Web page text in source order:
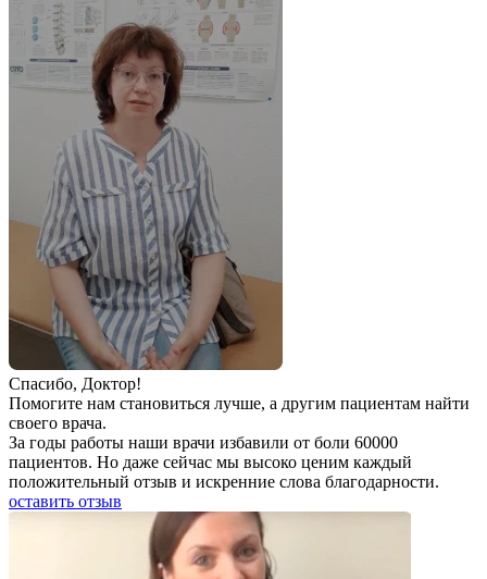
Спаcибо, Доктор!
Помогите нам становиться лучше, а другим пациентам найти
своего врача.
За годы работы наши врачи избавили от боли 60000
пациентов. Но даже сейчас мы высоко ценим каждый
положительный отзыв и искренние слова благодарности.
оставить отзыв